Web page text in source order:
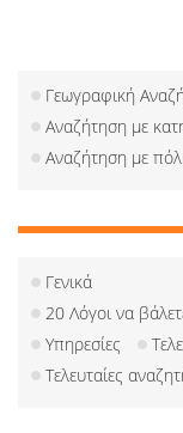
Γεωγραφική
Αναζήτηση με
Αναζήτηση με
Γενικά
20 Λόγοι να
Υπηρεσίες
Τελευταίες